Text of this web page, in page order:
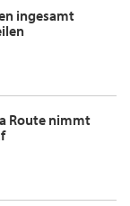
ingesamt
Route nimmt